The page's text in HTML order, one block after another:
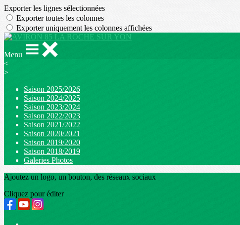
Exporter les lignes sélectionnées
Exporter toutes les colonnes
Exporter uniquement les colonnes affichées
Menu
<
>
Saison 2025/2026
Saison 2024/2025
Saison 2023/2024
Saison 2022/2023
Saison 2021/2022
Saison 2020/2021
Saison 2019/2020
Saison 2018/2019
Galeries Photos
Ajoutez un logo, un bouton, des réseaux sociaux
Cliquez pour éditer